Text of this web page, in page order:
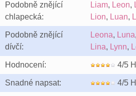
Podobně znějící
chlapecká:
Liam, Leon,
Lion, Luan,
Podobně znějící
dívčí:
Leona, Luna,
Lina, Lynn,
Hodnocení: 4/5
Snadné napsat: 4/5